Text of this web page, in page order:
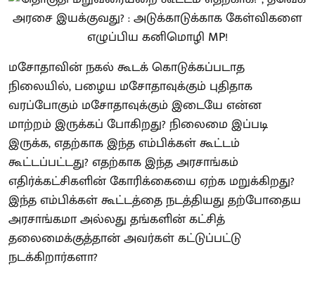
மசோதாவின் நகல் கூடக் கொடுக்கப்படாத
நிலையில், பழைய மசோதாவுக்கும் புதிதாக
வரப்போகும் மசோதாவுக்கும் இடையே என்ன
மாற்றம் இருக்கப் போகிறது? நிலைமை இப்படி
இருக்க, எதற்காக இந்த எம்பிக்கள் கூட்டம்
கூட்டப்பட்டது? எதற்காக இந்த அரசாங்கம்
எதிர்க்கட்சிகளின் கோரிக்கையை ஏற்க மறுக்கிறது?
இந்த எம்பிக்கள் கூட்டத்தை நடத்தியது தற்போதைய
அரசாங்கமா அல்லது தங்களின் கட்சித்
தலைமைக்குத்தான் அவர்கள் கட்டுப்பட்டு
நடக்கிறார்களா?